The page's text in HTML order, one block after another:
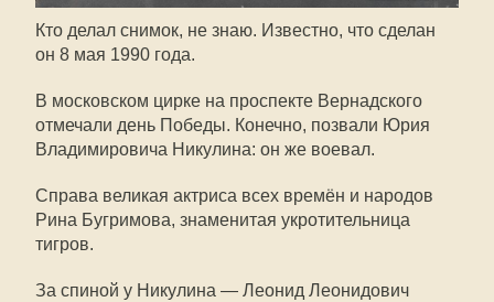
Кто делал снимок, не знаю. Известно, что сделан
он 8 мая 1990 года.
В московском цирке на проспекте Вернадского
отмечали день Победы. Конечно, позвали Юрия
Владимировича Никулина: он же воевал.
Справа великая актриса всех времён и народов
Рина Бугримова, знаменитая укротительница
тигров.
За спиной у Никулина — Леонид Леонидович